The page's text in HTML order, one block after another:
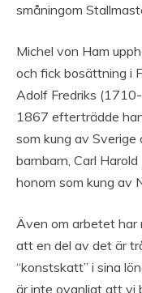
småningom
Michel von Ham
och fick bosättning i
Adolf Fredriks
1867 efterträdde
som kung av Sverige
barnbarn, Carl
honom som kung av
Även om arbetet har
att en del av det är
“konstskatt” i sina
är inte ovanligt att vi